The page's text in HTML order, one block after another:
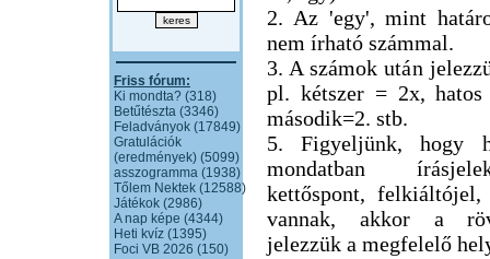
Friss fórum:
Ki mondta? (318)
Betűtészta (3346)
Feladványok (17849)
Gratulációk
(eredmények) (5099)
asszogramma (1938)
Tőlem Nektek (12588)
Játékok (2986)
A nap képe (4344)
Heti kvíz (1395)
Foci VB 2026 (150)
2. Az 'egy', mint
nem írható számmal.
3. A számok után
pl. kétszer = 2x,
második=2. stb.
5. Figyeljünk, hogy
mondatban
kettőspont,
vannak, akkor a
jelezzük a megfelelő